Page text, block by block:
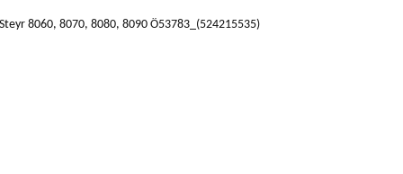
8060, 8070, 8080, 8090 Ö53783_(524215535)